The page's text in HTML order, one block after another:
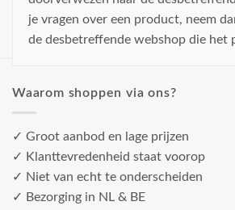
je vragen over een product, neem
de desbetreffende webshop die het
Waarom shoppen via ons?
✓ Groot aanbod en lage prijzen
✓ Klanttevredenheid staat voorop
✓ Niet van echt te onderscheiden
✓ Bezorging in NL & BE